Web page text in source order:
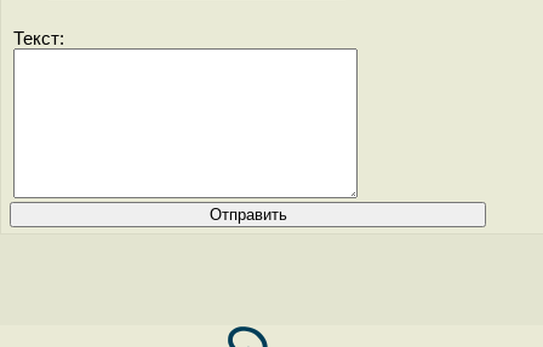
Текст: